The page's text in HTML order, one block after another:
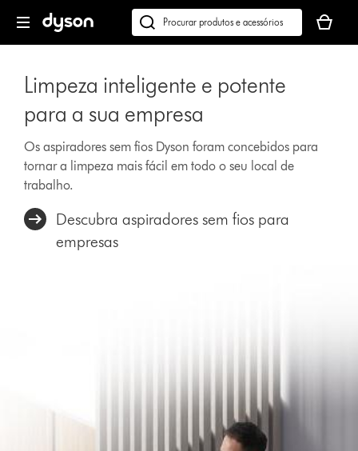
seguinte
Pesquisar
em
seu
cesto
Limpeza inteligente e potente
para a sua empresa
Os aspiradores sem fios Dyson foram concebidos para
tornar a limpeza mais fácil em todo o seu local de
trabalho.
Descubra aspiradores sem fios para
empresas